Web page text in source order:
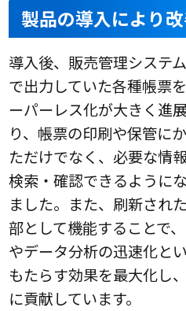
製品の導入により
導入後、販売管理システ
で出力していた各種帳票
ーパーレス化が大きく進
り、帳票の印刷や保管に
ただけでなく、必要な情
検索・確認できるように
ました。また、刷新され
部として機能することで
やデータ分析の迅速化と
もたらす効果を最大化し
に貢献しています。